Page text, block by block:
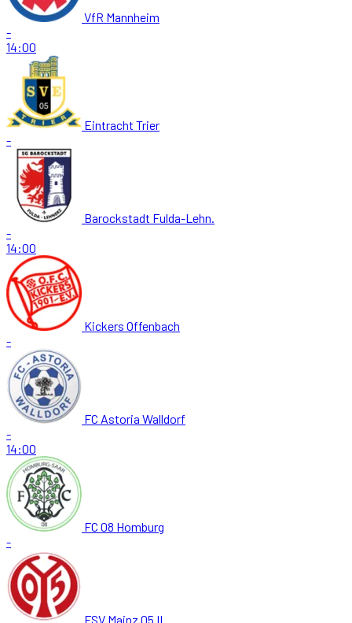
VfR Mannheim
-
14:00
Eintracht Trier
-
Barockstadt Fulda-Lehn.
-
14:00
Kickers Offenbach
-
FC Astoria Walldorf
-
14:00
FC 08 Homburg
-
FSV Mainz 05 II